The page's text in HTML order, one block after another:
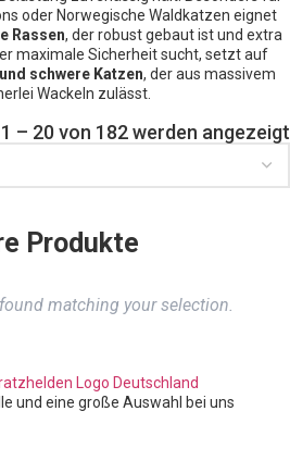
oder Norwegische Waldkatzen eignet
Rassen, der robust gebaut ist und extra
maximale Sicherheit sucht, setzt auf
schwere Katzen, der aus massivem
Wackeln zulässt.
– 20 von 182 werden angezeigt
Produkte
matching your selection.
und eine große Auswahl bei uns